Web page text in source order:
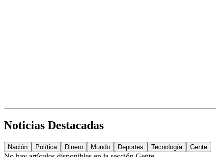
Noticias Destacadas
Nación Política Dinero Mundo Deportes Tecnología Gente